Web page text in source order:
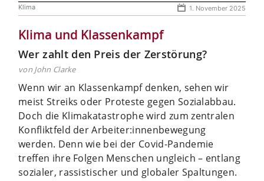
Klima 1. November 2025
Klima und Klassenkampf
Wer zahlt den Preis der Zerstörung?
von John Clarke
Wenn wir an Klassenkampf denken, sehen wir
meist Streiks oder Proteste gegen Sozialabbau.
Doch die Klimakatastrophe wird zum zentralen
Konfliktfeld der Arbeiter:innenbewegung
werden. Denn wie bei der Covid-Pandemie
treffen ihre Folgen Menschen ungleich – entlang
sozialer, rassistischer und globaler Spaltungen.